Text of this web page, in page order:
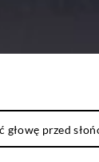
głowę przed